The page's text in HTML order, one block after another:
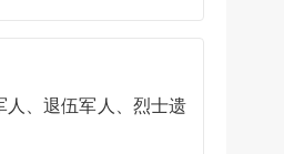
、退伍军人、烈士遗